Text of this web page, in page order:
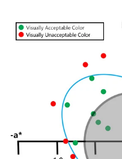
Tentang
Penginderaan
(ENG)